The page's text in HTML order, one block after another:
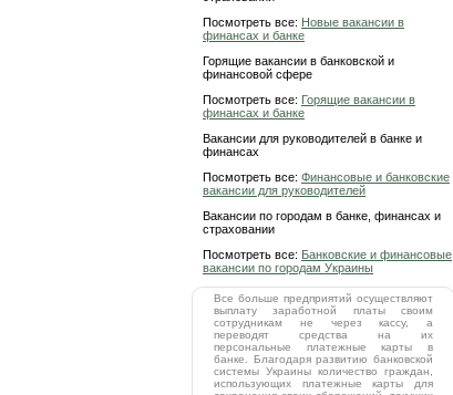
Посмотреть все: Новые вакансии в
финансах и банке
Горящие вакансии в банковской и
финансовой сфере
Посмотреть все: Горящие вакансии в
финансах и банке
Вакансии для руководителей в банке и
финансах
Посмотреть все: Финансовые и банковские
вакансии для руководителей
Вакансии по городам в банке, финансах и
страховании
Посмотреть все: Банковские и финансовые
вакансии по городам Украины
Все больше предприятий осуществляют
выплату заработной платы своим
сотрудникам не через кассу, а
переводят средства на их
персональные платежные карты в
банке. Благодаря развитию банковской
системы Украины количество граждан,
использующих платежные карты для